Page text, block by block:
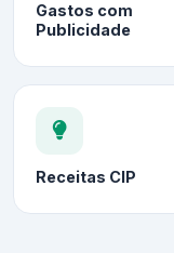
Gastos com
Publicidade
Receitas CIP